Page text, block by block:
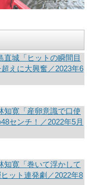
直城「ヒットの瞬間目
えに大興奮／2023年6
知寛「産卵意識で口使
センチ！／2022年5月
知寛「巻いて浮かして
ット連発劇／2022年8